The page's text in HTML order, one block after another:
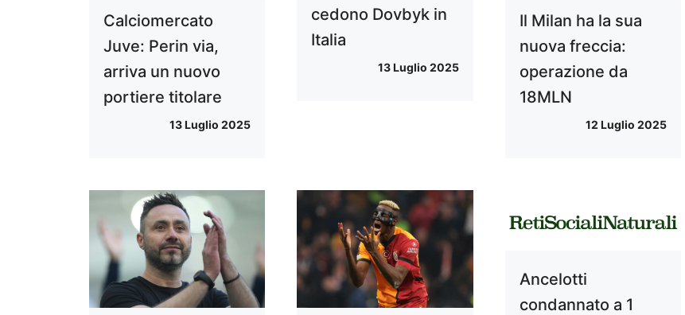
Calciomercato
Juve: Perin via,
arriva un nuovo
portiere titolare
13 Luglio 2025
cedono Dovbyk in
Italia
13 Luglio 2025
Il Milan ha la sua
nuova freccia:
operazione da
18MLN
12 Luglio 2025
Ancelotti
condannato a 1